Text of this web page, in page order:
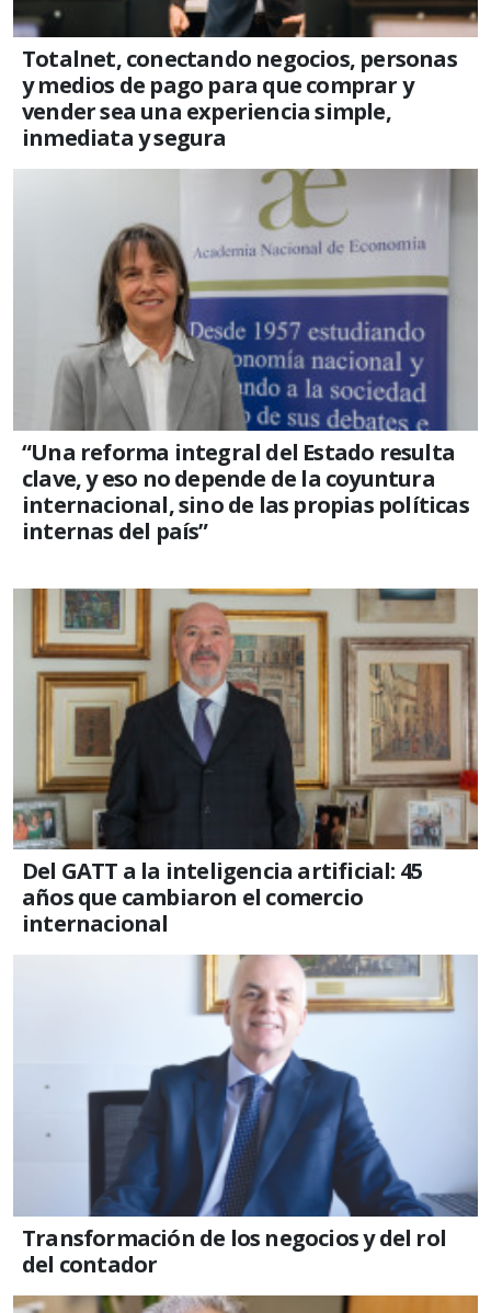
Totalnet, conectando negocios, personas
y medios de pago para que comprar y
vender sea una experiencia simple,
inmediata y segura
“Una reforma integral del Estado resulta
clave, y eso no depende de la coyuntura
internacional, sino de las propias políticas
internas del país”
Del GATT a la inteligencia artificial: 45
años que cambiaron el comercio
internacional
Transformación de los negocios y del rol
del contador